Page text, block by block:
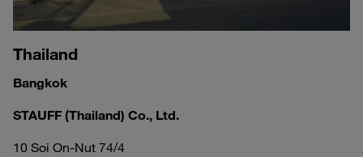
Thailand
Bangkok
STAUFF (Thailand) Co., Ltd.
10 Soi On-Nut 74/4